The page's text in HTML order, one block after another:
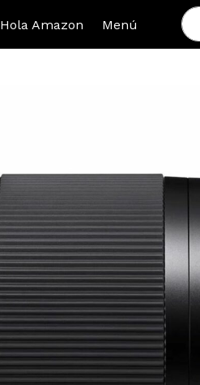
Hola Amazon Menú